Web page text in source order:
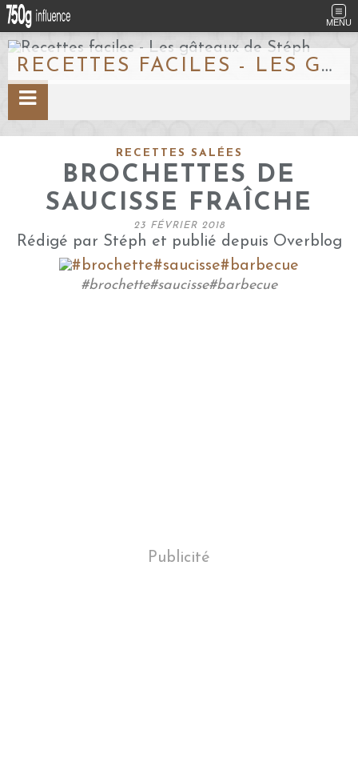
MENU
RECETTES FACILES - LES GÂTEAUX DE STÉPH
RECETTES SALÉES
BROCHETTES DE
SAUCISSE FRAÎCHE
23 FÉVRIER 2018
Rédigé par Stéph et publié depuis Overblog
#brochette#saucisse#barbecue
Publicité